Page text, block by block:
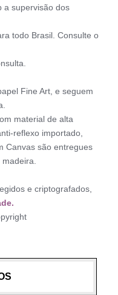
a supervisão dos
todo Brasil. Consulte o
Fine Art, e seguem
material de alta
reflexo importado,
Canvas são entregues
e criptografados,